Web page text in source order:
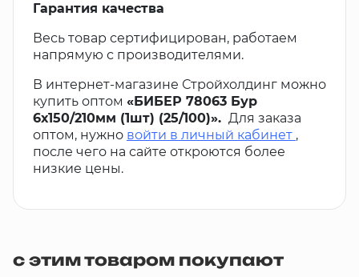
Гарантия качества
Весь товар сертифицирован, работаем
напрямую с производителями.
В интернет-магазине Стройхолдинг можно
купить оптом «БИБЕР 78063 Бур
6х150/210мм (1шт) (25/100)». Для заказа
оптом, нужно войти в личный кабинет ,
после чего на сайте откроются более
низкие цены.
с этим товаром покупают